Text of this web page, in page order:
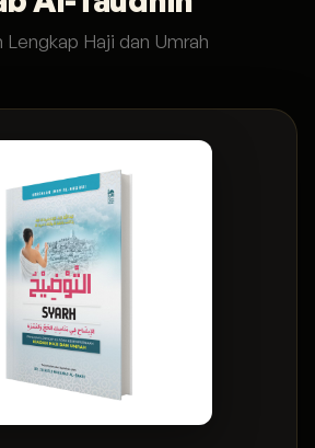
Lengkap Haji dan Umrah